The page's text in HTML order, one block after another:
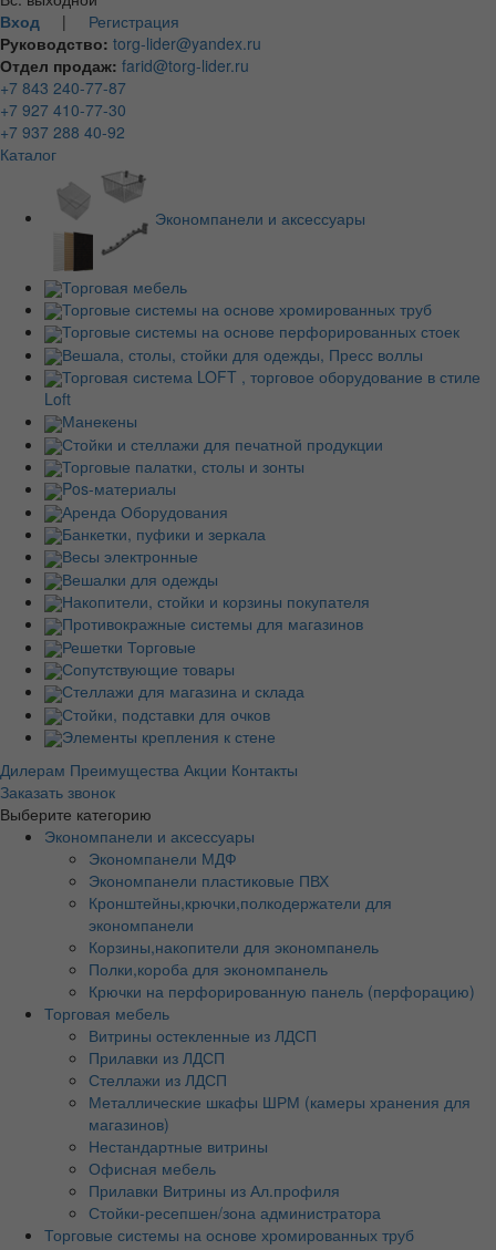
Вход | Регистрация
Руководство: torg-lider@yandex.ru
Отдел продаж: farid@torg-lider.ru
+7 843 240-77-87
+7 927 410-77-30
+7 937 288 40-92
Каталог
Экономпанели и аксессуары
Торговая мебель
Торговые системы на основе хромированных труб
Торговые системы на основе перфорированных стоек
Вешала, столы, стойки для одежды, Пресс воллы
Торговая система LOFT , торговое оборудование в стиле
Loft
Манекены
Стойки и стеллажи для печатной продукции
Торговые палатки, столы и зонты
Pos-материалы
Аренда Оборудования
Банкетки, пуфики и зеркала
Весы электронные
Вешалки для одежды
Накопители, стойки и корзины покупателя
Противокражные системы для магазинов
Решетки Торговые
Сопутствующие товары
Стеллажи для магазина и склада
Стойки, подставки для очков
Элементы крепления к стене
Дилерам Преимущества Акции Контакты
Заказать звонок
Выберите категорию
Экономпанели и аксессуары
Экономпанели МДФ
Экономпанели пластиковые ПВХ
Кронштейны,крючки,полкодержатели для
экономпанели
Корзины,накопители для экономпанель
Полки,короба для экономпанель
Крючки на перфорированную панель (перфорацию)
Торговая мебель
Витрины остекленные из ЛДСП
Прилавки из ЛДСП
Стеллажи из ЛДСП
Металлические шкафы ШРМ (камеры хранения для
магазинов)
Нестандартные витрины
Офисная мебель
Прилавки Витрины из Ал.профиля
Стойки-ресепшен/зона администратора
Торговые системы на основе хромированных труб